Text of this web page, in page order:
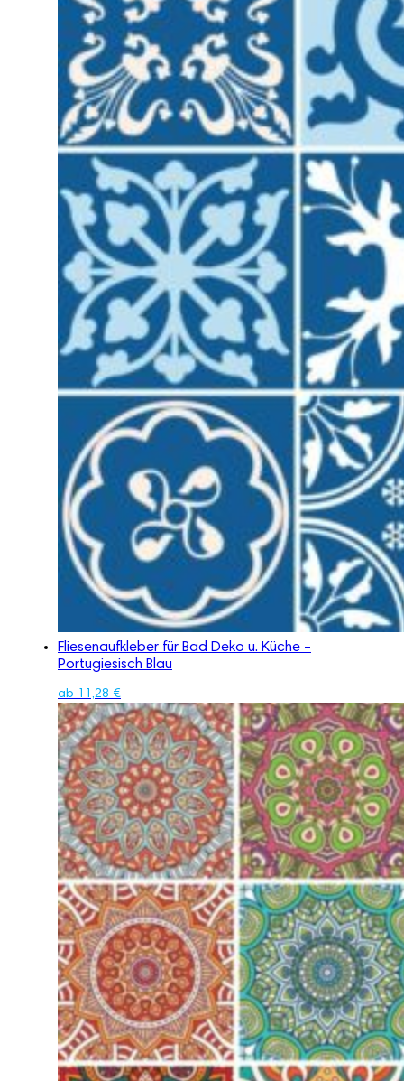
Fliesenaufkleber für Bad Deko u. Küche –
Portugiesisch Blau
ab 11,28 €